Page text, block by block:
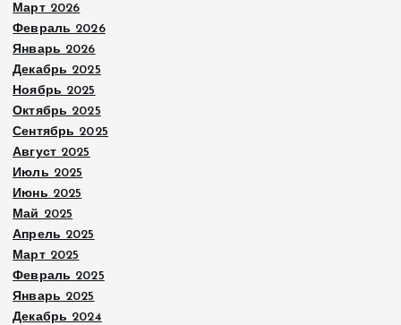
Март 2026
Февраль 2026
Январь 2026
Декабрь 2025
Ноябрь 2025
Октябрь 2025
Сентябрь 2025
Август 2025
Июль 2025
Июнь 2025
Май 2025
Апрель 2025
Март 2025
Февраль 2025
Январь 2025
Декабрь 2024